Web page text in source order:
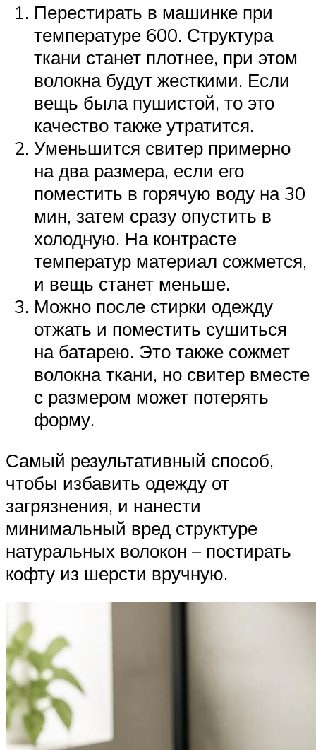
Перестирать в машинке при
температуре 600. Структура
ткани станет плотнее, при этом
волокна будут жесткими. Если
вещь была пушистой, то это
качество также утратится.
Уменьшится свитер примерно
на два размера, если его
поместить в горячую воду на 30
мин, затем сразу опустить в
холодную. На контрасте
температур материал сожмется,
и вещь станет меньше.
Можно после стирки одежду
отжать и поместить сушиться
на батарею. Это также сожмет
волокна ткани, но свитер вместе
с размером может потерять
форму.
Самый результативный способ,
чтобы избавить одежду от
загрязнения, и нанести
минимальный вред структуре
натуральных волокон – постирать
кофту из шерсти вручную.